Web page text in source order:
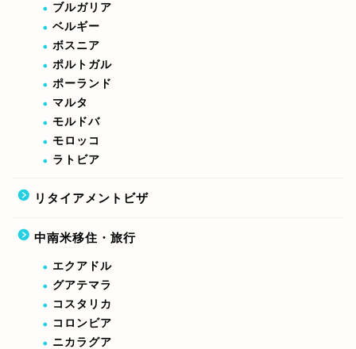
ブルガリア
ベルギー
ボスニア
ポルトガル
ポーランド
マルタ
モルドバ
モロッコ
ラトビア
リタイアメントビザ
中南米移住・旅行
エクアドル
グアテマラ
コスタリカ
コロンビア
ニカラグア